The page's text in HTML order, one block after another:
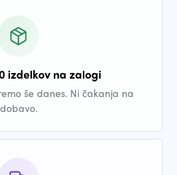
izdelkov na zalogi
še danes. Ni čakanja na
dobavo.